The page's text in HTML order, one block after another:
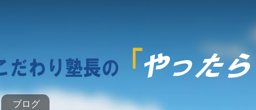
ブログ